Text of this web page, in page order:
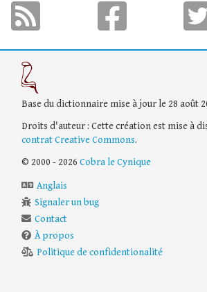
Base du dictionnaire mise à jour le 28 août
Droits d'auteur : Cette création est mise à
contrat Creative Commons.
© 2000 - 2026 Cobra le Cynique
Anglais
Signaler un bug
Contact
À propos
Politique de confidentionalité